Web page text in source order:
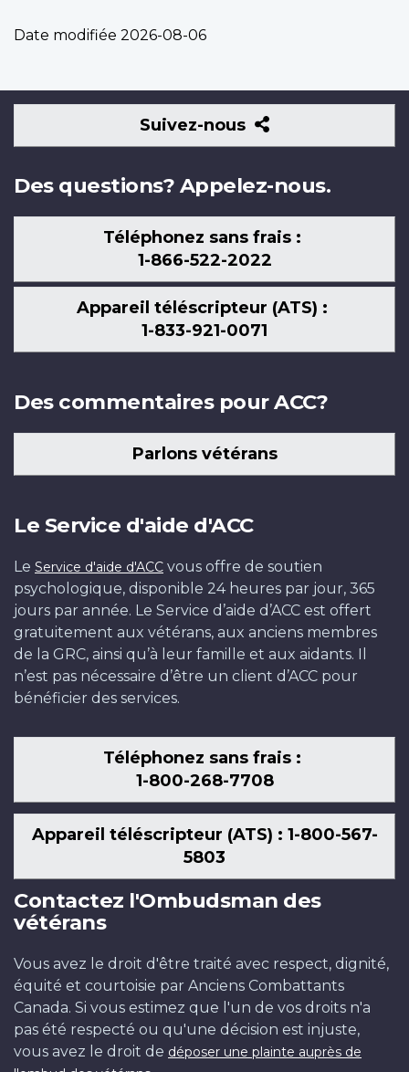
Date modifiée 2026-08-06
Suivez-nous
Suivez-
nous
Des questions? Appelez-nous.
Téléphonez sans frais :
1-866-522-2022
Appareil téléscripteur (ATS) :
1-833-921-0071
Des commentaires pour ACC?
Parlons vétérans
Le Service d'aide d'ACC
Le Service d'aide d'ACC vous offre de soutien
psychologique, disponible 24 heures par jour, 365
jours par année. Le Service d’aide d’ACC est offert
gratuitement aux vétérans, aux anciens membres
de la GRC, ainsi qu’à leur famille et aux aidants. Il
n’est pas nécessaire d’être un client d’ACC pour
bénéficier des services.
Téléphonez sans frais :
1-800-268-7708
Appareil téléscripteur (ATS) : 1-800-567-
5803
Contactez l'Ombudsman des
vétérans
Vous avez le droit d'être traité avec respect, dignité,
équité et courtoisie par Anciens Combattants
Canada. Si vous estimez que l'un de vos droits n'a
pas été respecté ou qu'une décision est injuste,
vous avez le droit de déposer une plainte auprès de